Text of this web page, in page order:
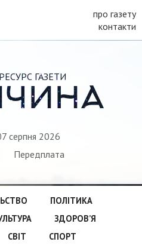
про газету
контакти
ГАЗЕТИ
серпня 2026
Передплата
ПОЛІТИКА
ЗДОРОВ’Я
СВІТ
СПОРТ